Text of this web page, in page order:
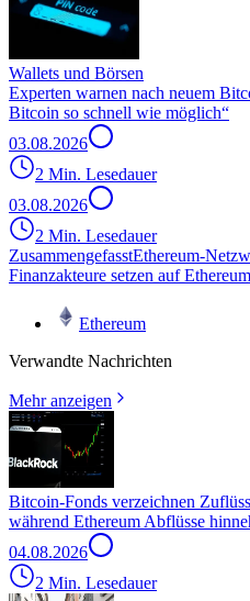
Wallets und Börsen
Experten warnen nach neuem
Bitcoin so schnell wie möglich“
03.08.2026
2 Min. Lesedauer
03.08.2026
2 Min. Lesedauer
ZusammengefasstEthereum-
Finanzakteure setzen auf Ethereum
Ethereum
Verwandte Nachrichten
Mehr anzeigen
Bitcoin-Fonds verzeichnen
während Ethereum Abflüsse
04.08.2026
2 Min. Lesedauer